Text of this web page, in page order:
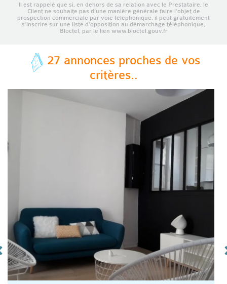
Il est rappelé que si, en dehors de sa relation avec le Prestataire, le
Client ne souhaite pas d’une manière générale faire l’objet de
prospection commerciale par voie téléphonique, il peut gratuitement
s’inscrire sur une liste d’opposition au démarchage téléphonique,
Bloctel, par le lien www.bloctel.gouv.fr
27 annonces proches de vos
critères..